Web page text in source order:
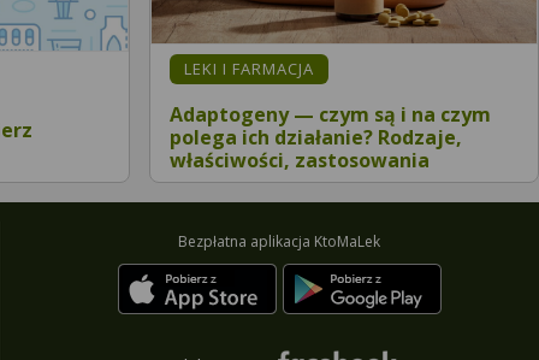
LEKI I FARMACJA
Adaptogeny — czym są i na czym
polega ich działanie? Rodzaje,
właściwości, zastosowania
Bezpłatna aplikacja KtoMaLek